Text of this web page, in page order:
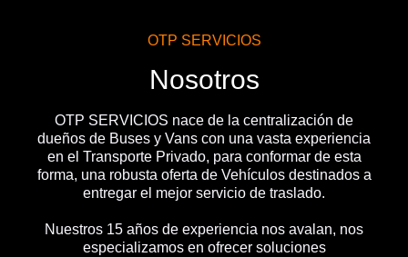
OTP SERVICIOS
Nosotros
OTP SERVICIOS nace de la centralización de
dueños de Buses y Vans con una vasta experiencia
en el Transporte Privado, para conformar de esta
forma, una robusta oferta de Vehículos destinados a
entregar el mejor servicio de traslado.
Nuestros 15 años de experiencia nos avalan, nos
especializamos en ofrecer soluciones